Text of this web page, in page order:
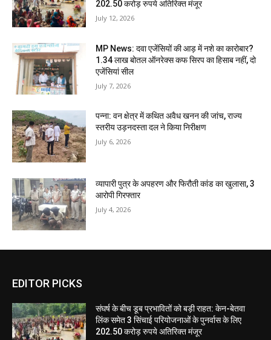
202.50 करोड़ रुपये अतिरिक्त मंजूर
July 12, 2026
MP News: दवा एजेंसियों की आड़ में नशे का कारोबार?
1.34 लाख बोतल ऑनरेक्स कफ सिरप का हिसाब नहीं, दो
एजेंसियां सील
July 7, 2026
पन्ना: वन क्षेत्र में कथित अवैध खनन की जांच, राज्य
स्तरीय उड़नदस्ता दल ने किया निरीक्षण
July 6, 2026
व्यापारी पुत्र के अपहरण और फिरौती कांड का खुलासा, 3
आरोपी गिरफ्तार
July 4, 2026
EDITOR PICKS
संघर्ष के बीच डूब प्रभावितों को बड़ी राहत: केन-बेतवा
लिंक समेत 3 सिंचाई परियोजनाओं के पुनर्वास के लिए
202.50 करोड़ रुपये अतिरिक्त मंजूर